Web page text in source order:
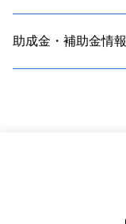
助成金・補助金情報